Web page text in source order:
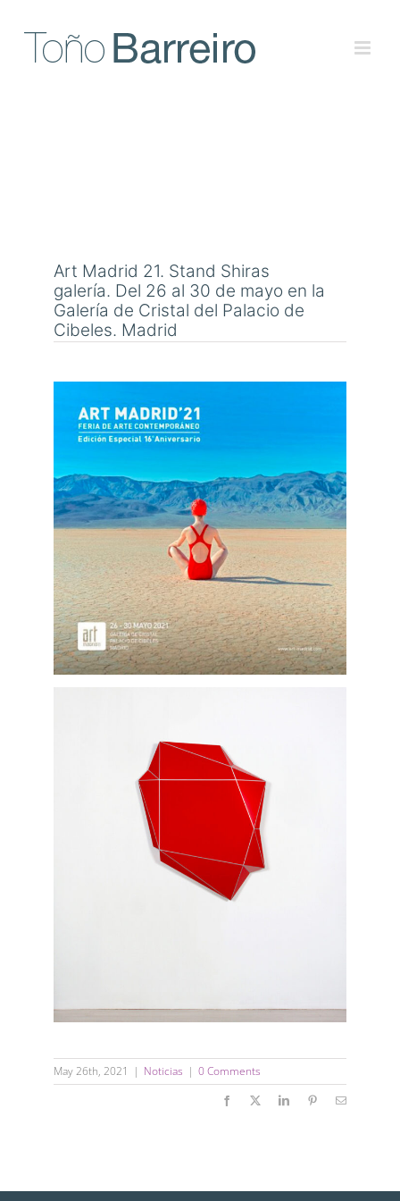
Art Madrid 21. Stand Shiras
galería. Del 26 al 30 de mayo en la
Galería de Cristal del Palacio de
Cibeles. Madrid
May 26th, 2021 | Noticias | 0 Comments
Facebook LinkedInPinterestEmail